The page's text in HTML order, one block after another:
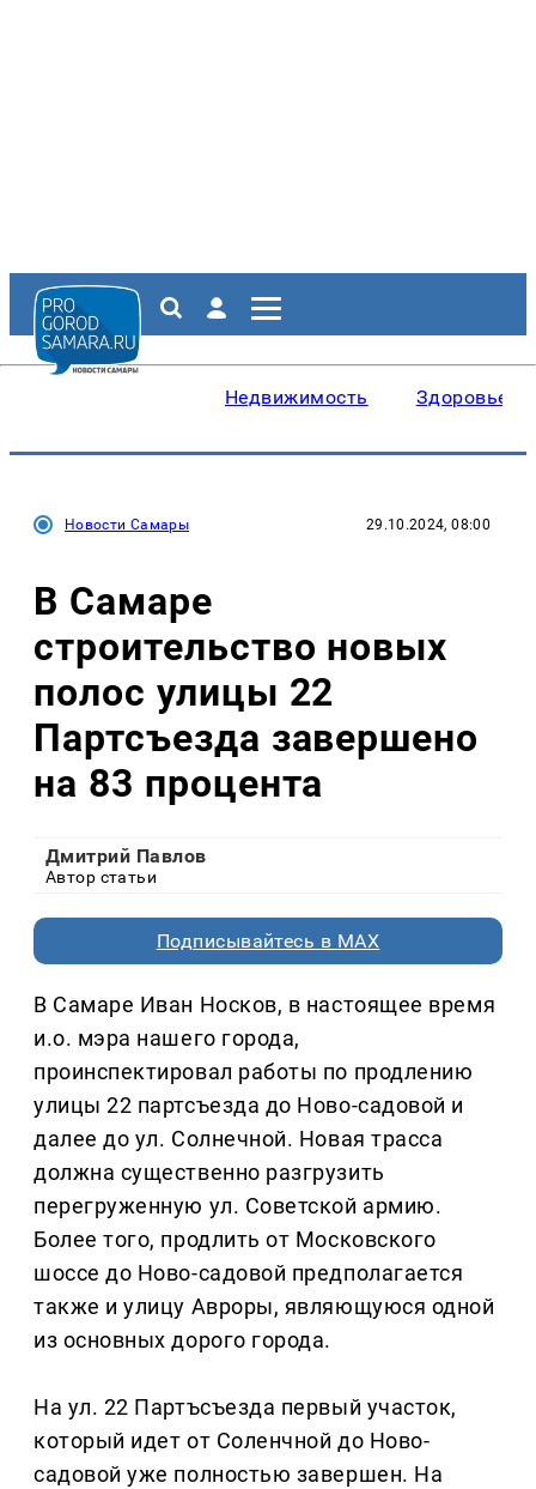
Недвижимость Здоровье
Новости Самары 29.10.2024, 08:00
В Самаре
строительство новых
полос улицы 22
Партсъезда завершено
на 83 процента
Дмитрий Павлов
Автор статьи
Подписывайтесь в MAX
В Самаре Иван Носков, в настоящее время
и.о. мэра нашего города,
проинспектировал работы по продлению
улицы 22 партсъезда до Ново-садовой и
далее до ул. Солнечной. Новая трасса
должна существенно разгрузить
перегруженную ул. Советской армию.
Более того, продлить от Московского
шоссе до Ново-садовой предполагается
также и улицу Авроры, являющуюся одной
из основных дорого города.
На ул. 22 Партъсъезда первый участок,
который идет от Соленчной до Ново-
садовой уже полностью завершен. На